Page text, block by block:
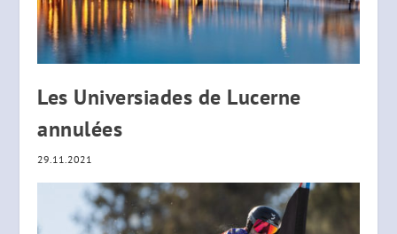
Les Universiades de Lucerne
annulées
29.11.2021